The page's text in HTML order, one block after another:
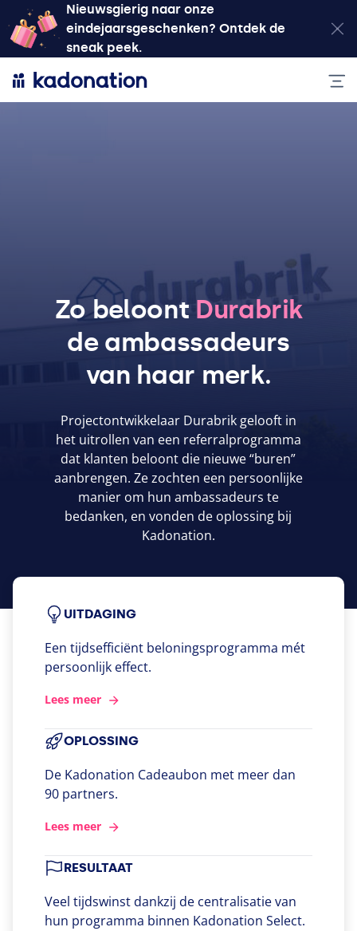
Nieuwsgierig naar onze
eindejaarsgeschenken? Ontdek de
sneak peek.
Zo beloont Durabrik
de ambassadeurs
van haar merk.
Projectontwikkelaar Durabrik gelooft in
het uitrollen van een referralprogramma
dat klanten beloont die nieuwe“buren”
aanbrengen. Ze zochten een persoonlijke
manier om hun ambassadeurs te
bedanken, en vonden de oplossing bij
Kadonation.
UITDAGING
Een tijdsefficiënt beloningsprogramma mét
persoonlijk effect.
Lees meer
OPLOSSING
De Kadonation Cadeaubon met meer dan
90 partners.
Lees meer
RESULTAAT
Veel tijdswinst dankzij de centralisatie van
hun programma binnen Kadonation Select.